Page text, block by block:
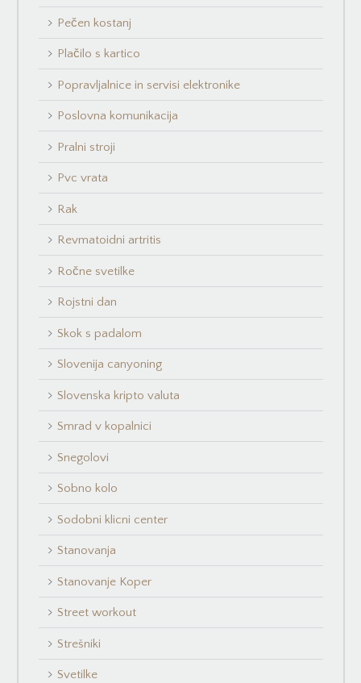
Pečen kostanj
Plačilo s kartico
Popravljalnice in servisi elektronike
Poslovna komunikacija
Pralni stroji
Pvc vrata
Rak
Revmatoidni artritis
Ročne svetilke
Rojstni dan
Skok s padalom
Slovenija canyoning
Slovenska kripto valuta
Smrad v kopalnici
Snegolovi
Sobno kolo
Sodobni klicni center
Stanovanja
Stanovanje Koper
Street workout
Strešniki
Svetilke